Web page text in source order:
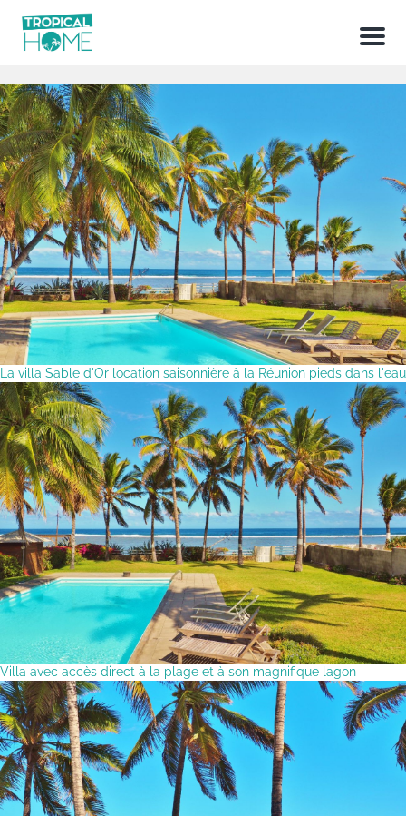
Menu
La villa Sable d'Or location saisonnière à la Réunion pieds dans l'eau
Villa avec accès direct à la plage et à son magnifique lagon